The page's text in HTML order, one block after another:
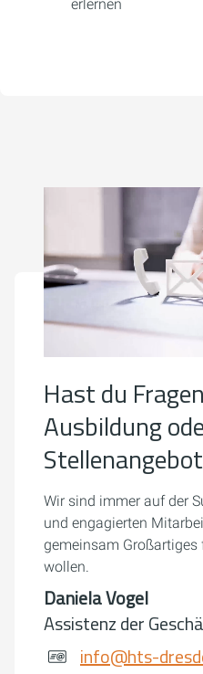
erlernen
Hast du
Ausbildung
Wir sind immer auf der
und engagierten
gemeinsam Großartiges
wollen.
Daniela Vogel
Assistenz der
info@hts-